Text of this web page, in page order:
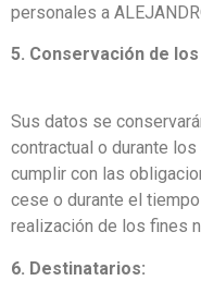
personales a
5. Conservación de
Sus datos se
contractual o durante
cumplir con las
cese o durante el
realización de los fines
6. Destinatarios: